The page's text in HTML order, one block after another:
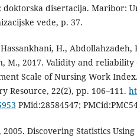
doktorska disertacija. Maribor:
vede, p. 37.
H., Abdollahzadeh,
M., 2017. Validity and reliability
Scale of Nursing Work
Resource, 22(2), pp. 106–111.
PMid:28584547;
Discovering Statistics Using